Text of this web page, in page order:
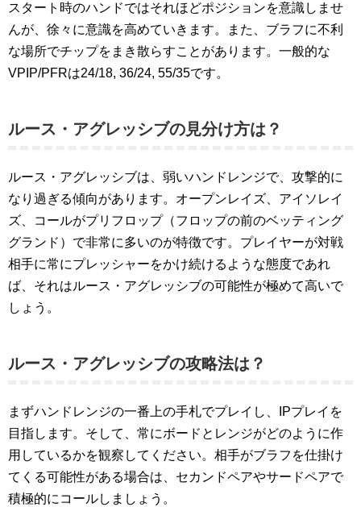
スタート時のハンドではそれほどポジションを意識しませ
んが、徐々に意識を高めていきます。また、ブラフに不利
な場所でチップをまき散らすことがあります。一般的な
VPIP/PFRは24/18, 36/24, 55/35です。
ルース・アグレッシブの見分け方は？
ルース・アグレッシブは、弱いハンドレンジで、攻撃的に
なり過ぎる傾向があります。オープンレイズ、アイソレイ
ズ、コールがプリフロップ（フロップの前のベッティング
グランド）で非常に多いのが特徴です。プレイヤーが対戦
相手に常にプレッシャーをかけ続けるような態度であれ
ば、それはルース・アグレッシブの可能性が極めて高いで
しょう。
ルース・アグレッシブの攻略法は？
まずハンドレンジの一番上の手札でプレイし、IPプレイを
目指します。そして、常にボードとレンジがどのように作
用しているかを観察してください。相手がブラフを仕掛け
てくる可能性がある場合は、セカンドペアやサードペアで
積極的にコールしましょう。